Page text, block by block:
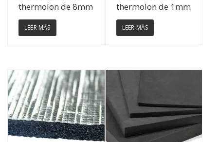
thermolon de 8mm
LEER MÁS
thermolon de 1mm
LEER MÁS